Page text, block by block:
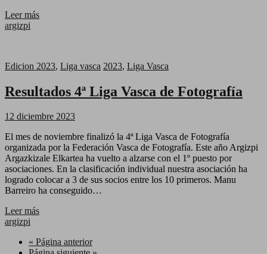
Leer más
argizpi
Edicion 2023, Liga vasca 2023, Liga Vasca
Resultados 4ª Liga Vasca de Fotografía
12 diciembre 2023
El mes de noviembre finalizó la 4ª Liga Vasca de Fotografía
organizada por la Federación Vasca de Fotografía. Este año Argizpi
Argazkizale Elkartea ha vuelto a alzarse con el 1º puesto por
asociaciones. En la clasificación individual nuestra asociación ha
logrado colocar a 3 de sus socios entre los 10 primeros. Manu
Barreiro ha conseguido…
Leer más
argizpi
« Página anterior